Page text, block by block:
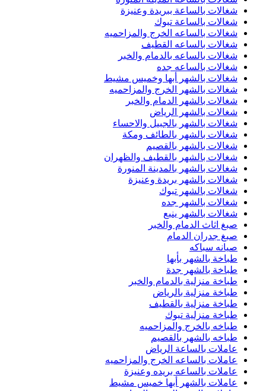
شغالات بالساعة ببريدة وعنيزة
شغالات بالساعة تبوك
شغالات بالساعه الخرج والمزاحميه
شغالات بالساعه القطيف
شغالات بالساعه بالدمام والخبر
شغالات بالساعه جده
شغالات بالشهر أبها وخميس مشيط
شغالات بالشهر الخرج والمزاحميه
شغالات بالشهر الدمام والخبر
شغالات بالشهر الرياض
شغالات بالشهر بالجبيل والاحساء
شغالات بالشهر بالطائف ومكة
شغالات بالشهر بالقصيم
شغالات بالشهر بالقطيف والظهران
شغالات بالشهر بالمدينة المنورة
شغالات بالشهر بريدة وعنيزة
شغالات بالشهر تبوك
شغالات بالشهر جده
شغالات بالشهر ينبع
صبغ اثاث الدمام والخبر
صبغ جدران الدمام
صيانه سباكه
طباخة بالشهر بأبها
طباخة بالشهر جدة
طباخة منزلية بالدمام والخبر
طباخة منزلية بالرياض
طباخة منزلية بالقطيف
طباخة منزلية تبوك
طباخه بالخرج والمزاحميه
طباخه بالشهر بالقصيم
عاملات بالساعة الرياض
عاملات بالساعه الخرج والمزاحميه
عاملات بالساعه بريده وعنيزة
عاملات بالشهر أبها خميس مشيط